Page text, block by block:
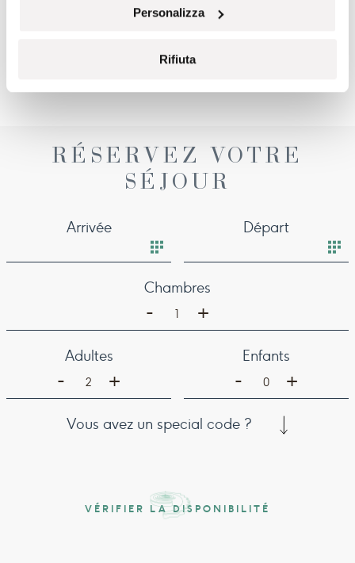
Personalizza
Rifiuta
RÉSERVEZ VOTRE
SÉJOUR
Arrivée Départ
Chambres
- +
Adultes
2
- +
Enfants
0
- +
Vous avez un special code ?
VÉRIFIER LA DISPONIBILITÉ